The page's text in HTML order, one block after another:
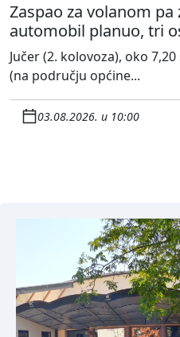
Zaspao za volanom
automobil planuo, tri
Jučer (2. kolovoza), oko
(na području općine...
03.08.2026. u 10:00